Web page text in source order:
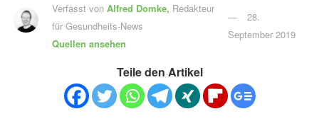
Verfasst vonAlfred Domke, Redakteur
für Gesundheits-News
Quellen ansehen
28.
September 2019
Teile den Artikel